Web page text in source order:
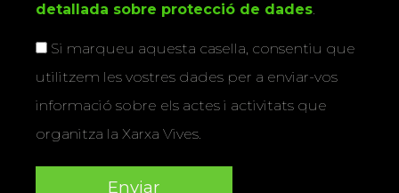
detallada sobre protecció de dades.
Si marqueu aquesta casella, consentiu que
utilitzem les vostres dades per a enviar-vos
informació sobre els actes i activitats que
organitza la Xarxa Vives.